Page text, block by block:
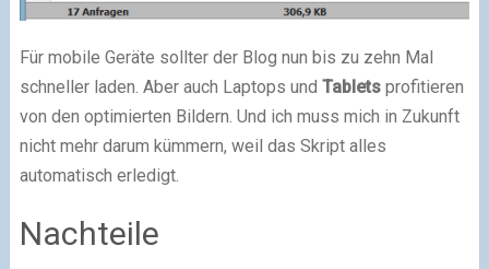
Für mobile Geräte sollter der Blog nun bis zu zehn Mal
schneller laden. Aber auch Laptops und Tabletsprofitieren
von den optimierten Bildern. Und ich muss mich in Zukunft
nicht mehr darum kümmern, weil das Skript alles
automatisch erledigt.
Nachteile